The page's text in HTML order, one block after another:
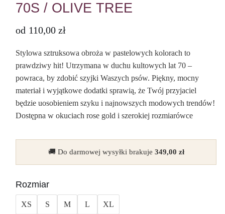
70S / OLIVE TREE
od 110,00 zł
Stylowa sztruksowa obroża w pastelowych kolorach to
prawdziwy hit! Utrzymana w duchu kultowych lat 70 –
powraca, by zdobić szyjki Waszych psów. Piękny, mocny
materiał i wyjątkowe dodatki sprawią, że Twój przyjaciel
będzie uosobieniem szyku i najnowszych modowych trendów!
Dostępna w okuciach rose gold i szerokiej rozmiarówce
🚚 Do darmowej wysyłki brakuje 349,00 zł
Rozmiar
XS S M L XL